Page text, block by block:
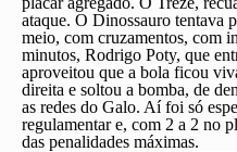
ataque. O Dinossauro tentava
meio, com cruzamentos, com
minutos, Rodrigo Poty, que
aproveitou que a bola ficou
direita e soltou a bomba, de
as redes do Galo. Aí foi só
regulamentar e, com 2 a 2 no
das penalidades máximas.